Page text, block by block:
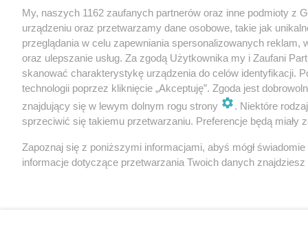
My, naszych 1162 zaufanych partnerów oraz inne podmioty z
urządzeniu oraz przetwarzamy dane osobowe, takie jak
przeglądania w celu zapewniania spersonalizowanych
oraz ulepszanie usług. Za zgodą Użytkownika my i Zaufani
skanować charakterystykę urządzenia do celów identyfikacji.
technologii poprzez kliknięcie „Akceptuję”. Zgoda jest
znajdujący się w lewym dolnym rogu strony
. Niektóre
sprzeciwić się takiemu przetwarzaniu. Preferencje będą miały
Zapoznaj się z poniższymi informacjami, abyś mógł
informacje dotyczące przetwarzania Twoich danych